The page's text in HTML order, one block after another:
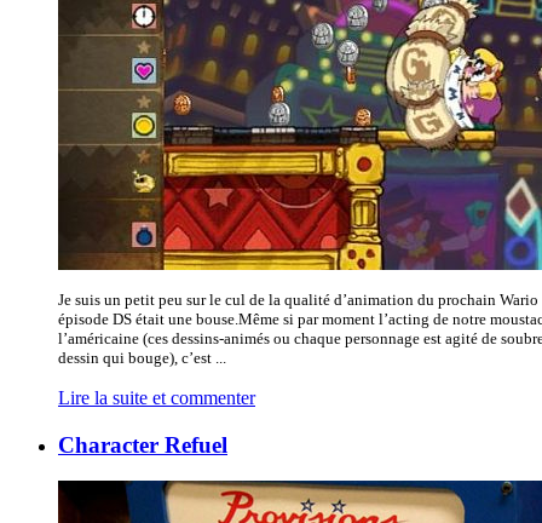
Je suis un petit peu sur le cul de la qualité d’animation du prochain
épisode DS était une bouse.Même si par moment l’acting de notre
l’américaine (ces dessins-animés ou chaque personnage est agité de
dessin qui bouge), c’est ...
Lire la suite et commenter
Character Refuel